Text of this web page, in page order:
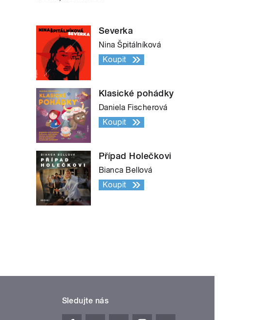
Severka
Nina Špitálníková
Koupit
Klasické pohádky
Daniela Fischerová
Koupit
Případ Holečkovi
Bianca Bellová
Koupit
Sledujte nás